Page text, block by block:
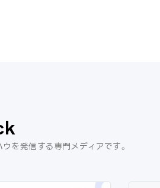
を発信する専門メディアです。